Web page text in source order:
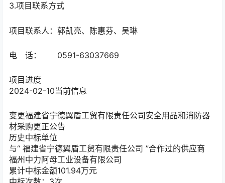
3.项目联系方式
项目联系人：郭凯亮、陈惠芬、吴琳
电 话： 0591-63037669
项目进度
2024-02-10当前信息
变更福建省宁德翼盾工贸有限责任公司安全用品和消防器
材采购更正公告
历史中标单位
与“ 福建省宁德翼盾工贸有限责任公司 ”合作过的供应商
福州中力阿母工业设备有限公司
累计中标金额101.94万元